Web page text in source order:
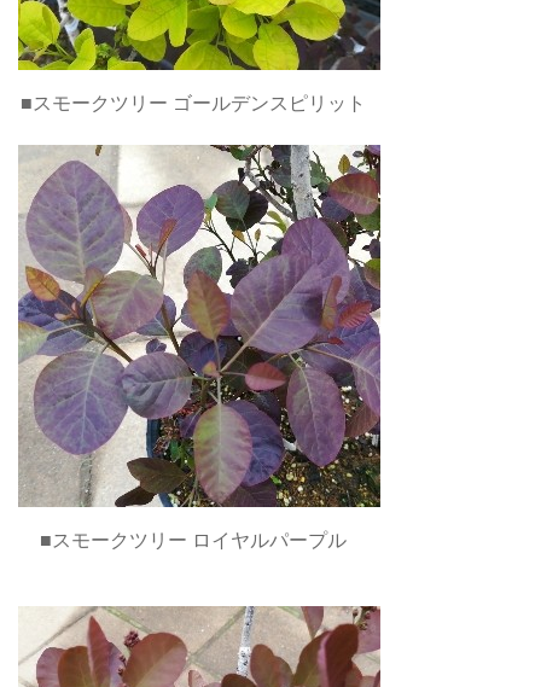
■スモークツリー ゴールデンスピリット
■スモークツリー ロイヤルパープル